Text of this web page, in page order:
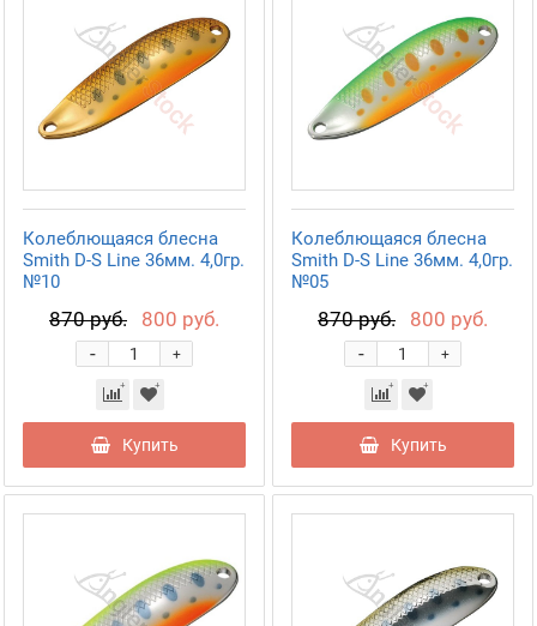
Колеблющаяся блесна
Smith D-S Line 36мм. 4,0гр.
№10
870 руб. 800 руб.
+
-
Купить
Колеблющаяся блесна
Smith D-S Line 36мм. 4,0гр.
№05
870 руб. 800 руб.
+
-
Купить